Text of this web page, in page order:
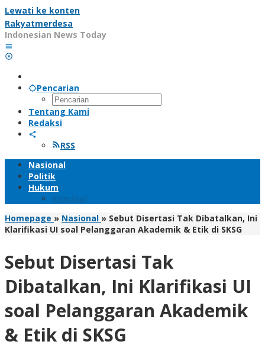
Lewati ke konten
Rakyatmerdesa
Indonesian News Today
Pencarian
Tentang Kami
Redaksi
RSS
Nasional
Politik
Hukum
Kriminal
Homepage » Nasional » Sebut Disertasi Tak Dibatalkan, Ini
Klarifikasi UI soal Pelanggaran Akademik & Etik di SKSG
Sebut Disertasi Tak
Dibatalkan, Ini Klarifikasi UI
soal Pelanggaran Akademik
& Etik di SKSG